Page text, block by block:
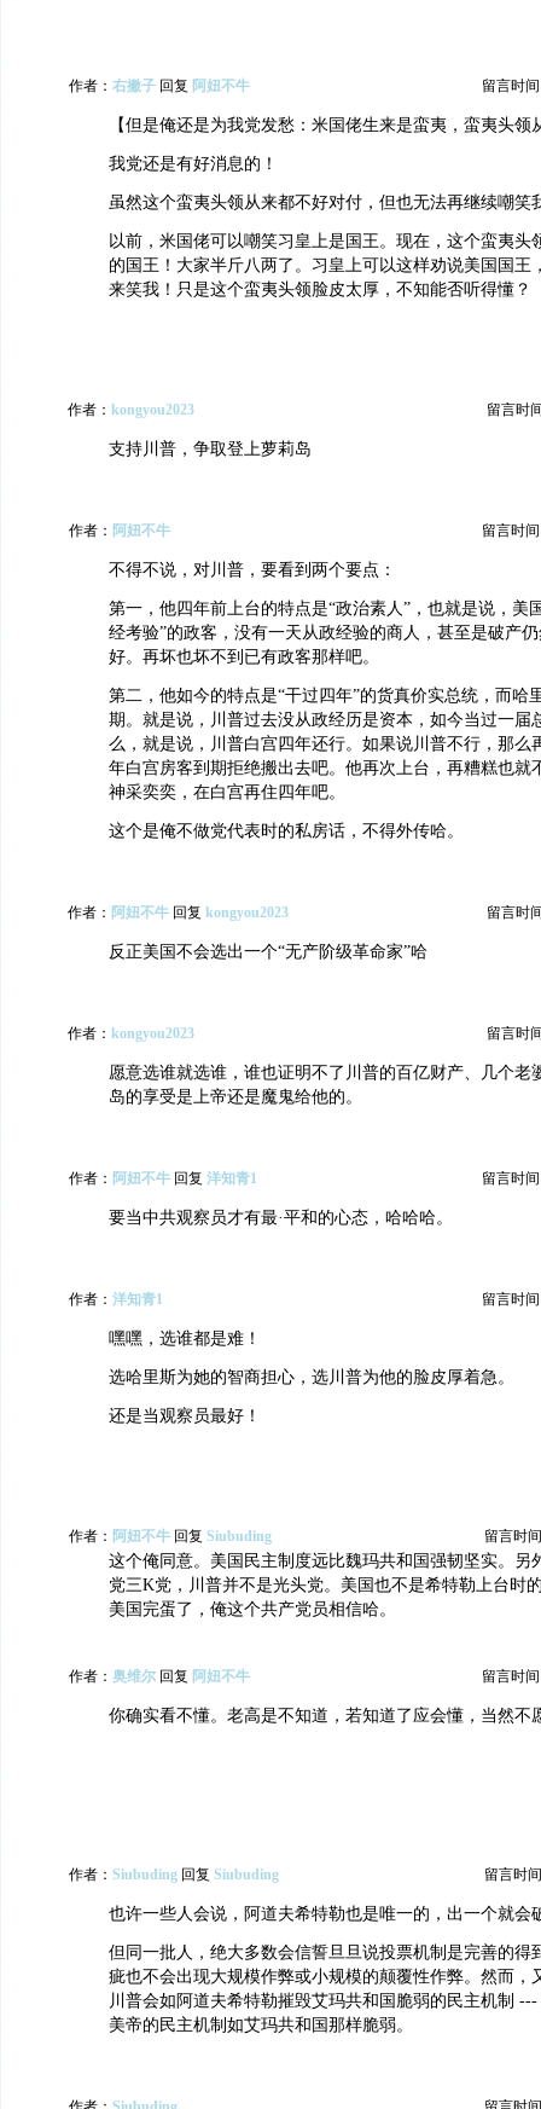
作者： 右撇子 回复 阿妞不牛 留言时间
【但是俺还是为我党发愁：米国佬生来是蛮夷，蛮夷头领
我党还是有好消息的！
虽然这个蛮夷头领从来都不好对付，但也无法再继续嘲笑
以前，米国佬可以嘲笑习皇上是国王。现在，这个蛮夷头
的国王！大家半斤八两了。习皇上可以这样劝说美国国王
来笑我！只是这个蛮夷头领脸皮太厚，不知能否听得懂？
作者： kongyou2023 留言时
支持川普，争取登上萝莉岛
作者： 阿妞不牛 留言时间
不得不说，对川普，要看到两个要点：
第一，他四年前上台的特点是“政治素人”，也就是说，美
经考验”的政客，没有一天从政经验的商人，甚至是破产
好。再坏也坏不到已有政客那样吧。
第二，他如今的特点是“干过四年”的货真价实总统，而哈
期。就是说，川普过去没从政经历是资本，如今当过一届
么，就是说，川普白宫四年还行。如果说川普不行，那么
年白宫房客到期拒绝搬出去吧。他再次上台，再糟糕也就
神采奕奕，在白宫再住四年吧。
这个是俺不做党代表时的私房话，不得外传哈。
作者： 阿妞不牛 回复 kongyou2023 留言时
反正美国不会选出一个“无产阶级革命家”哈
作者： kongyou2023 留言时
愿意选谁就选谁，谁也证明不了川普的百亿财产、几个老
岛的享受是上帝还是魔鬼给他的。
作者： 阿妞不牛 回复 洋知青1 留言时间
要当中共观察员才有最·平和的心态，哈哈哈。
作者： 洋知青1 留言时间
嘿嘿，选谁都是难！
选哈里斯为她的智商担心，选川普为他的脸皮厚着急。
还是当观察员最好！
作者： 阿妞不牛 回复 Siubuding 留言时
这个俺同意。美国民主制度远比魏玛共和国强韧坚实。另
党三K党，川普并不是光头党。美国也不是希特勒上台时
美国完蛋了，俺这个共产党员相信哈。
作者： 奥维尔 回复 阿妞不牛 留言时间
你确实看不懂。老高是不知道，若知道了应会懂，当然不
作者： Siubuding 回复 Siubuding 留言时
也许一些人会说，阿道夫希特勒也是唯一的，出一个就会
但同一批人，绝大多数会信誓旦旦说投票机制是完善的得
疵也不会出现大规模作弊或小规模的颠覆性作弊。然而，
川普会如阿道夫希特勒摧毁艾玛共和国脆弱的民主机制
美帝的民主机制如艾玛共和国那样脆弱。